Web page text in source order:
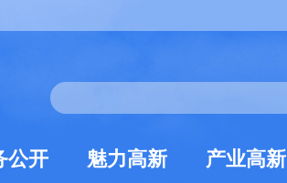
公开 魅力高新 产业高新